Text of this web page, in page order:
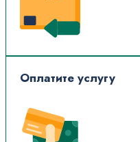
Оплатите услугу